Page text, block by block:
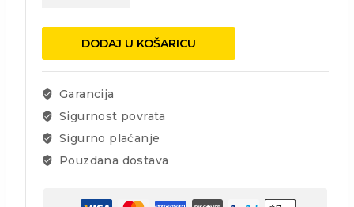
,električna
DS08-
190,
190mm
količina
DODAJ U KOŠARICU
Garancija
Sigurnost povrata
Sigurno plaćanje
Pouzdana dostava